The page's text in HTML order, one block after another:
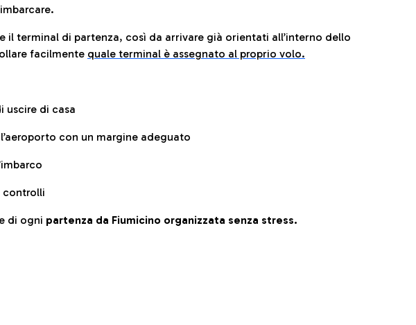
il terminal di partenza, così da arrivare già orientati all’interno dello
facilmente quale terminal è assegnato al proprio volo.
uscire di casa
con un margine adeguato
controlli
di ogni partenza da Fiumicino organizzata senza stress.